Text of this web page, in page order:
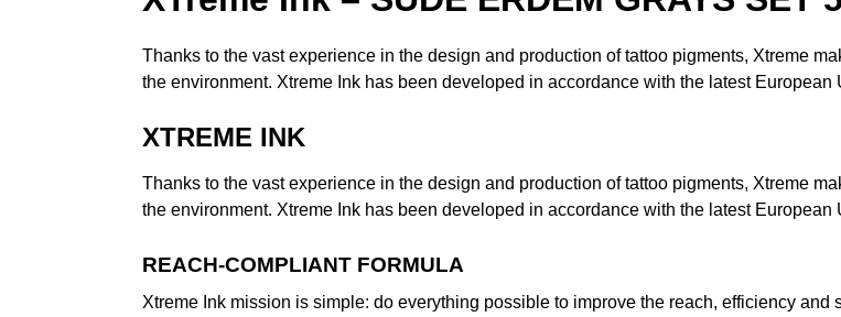
Thanks to the vast experience in the design and production of tattoo pigments, Xtreme
the environment. Xtreme Ink has been developed in accordance with the latest European
XTREME INK
Thanks to the vast experience in the design and production of tattoo pigments, Xtreme
the environment. Xtreme Ink has been developed in accordance with the latest European
REACH-COMPLIANT FORMULA
Xtreme Ink mission is simple: do everything possible to improve the reach, efficiency